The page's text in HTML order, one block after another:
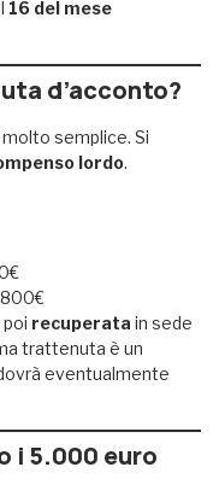
16 del mese
d’acconto?
semplice. Si
lordo.
recuperata in sede
trattenuta è un
eventualmente
i 5.000 euro